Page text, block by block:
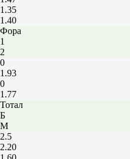
1.35
1.40
Фора
1
2
0
1.93
0
1.77
Тотал
Б
М
2.5
2.20